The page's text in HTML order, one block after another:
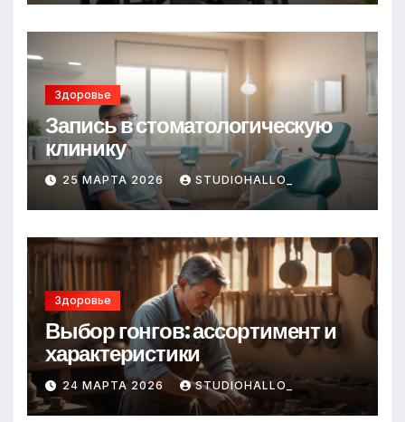
Здоровье
Запись в стоматологическую
клинику
25 МАРТА 2026 STUDIOHALLO_
Здоровье
Выбор гонгов: ассортимент и
характеристики
24 МАРТА 2026 STUDIOHALLO_